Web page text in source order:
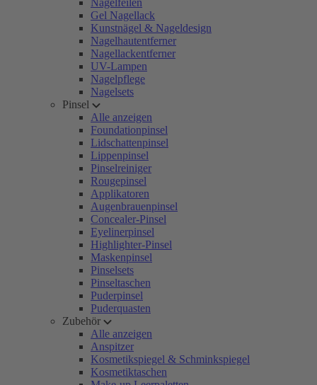
Nagelfeilen
Gel Nagellack
Kunstnägel & Nageldesign
Nagelhautentferner
Nagellackentferner
UV-Lampen
Nagelpflege
Nagelsets
Pinsel
Alle anzeigen
Foundationpinsel
Lidschattenpinsel
Lippenpinsel
Pinselreiniger
Rougepinsel
Applikatoren
Augenbrauenpinsel
Concealer-Pinsel
Eyelinerpinsel
Highlighter-Pinsel
Maskenpinsel
Pinselsets
Pinseltaschen
Puderpinsel
Puderquasten
Zubehör
Alle anzeigen
Anspitzer
Kosmetikspiegel & Schminkspiegel
Kosmetiktaschen